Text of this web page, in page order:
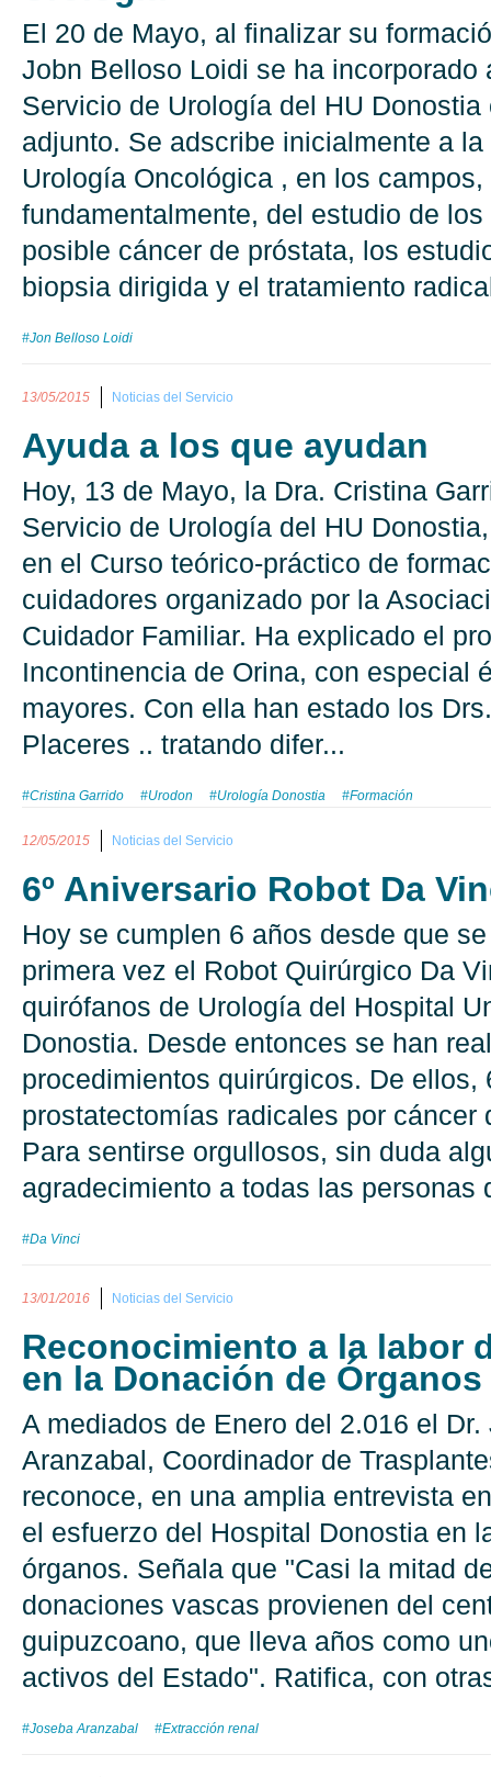
El 20 de Mayo, al finalizar su
Jobn Belloso Loidi se ha incorporado
Servicio de Urología del HU Donostia
adjunto. Se adscribe inicialmente a
Urología Oncológica , en los campos,
fundamentalmente, del estudio de
posible cáncer de próstata, los
biopsia dirigida y el tratamiento
#Jon Belloso Loidi
13/05/2015 Noticias del Servicio
Ayuda a los que ayudan
Hoy, 13 de Mayo, la Dra. Cristina
Servicio de Urología del HU
en el Curso teórico-práctico de
cuidadores organizado por la
Cuidador Familiar. Ha explicado el
Incontinencia de Orina, con especial
mayores. Con ella han estado los
Placeres .. tratando difer...
#Cristina Garrido #Urodon #Urología Donostia #Formación
12/05/2015 Noticias del Servicio
6º Aniversario Robot Da
Hoy se cumplen 6 años desde que
primera vez el Robot Quirúrgico Da
quirófanos de Urología del Hospital
Donostia. Desde entonces se han
procedimientos quirúrgicos. De ellos,
prostatectomías radicales por cáncer
Para sentirse orgullosos, sin duda
agradecimiento a todas las personas
#Da Vinci
13/01/2016 Noticias del Servicio
Reconocimiento a la labor
en la Donación de Órganos
A mediados de Enero del 2.016 el Dr.
Aranzabal, Coordinador de
reconoce, en una amplia entrevista
el esfuerzo del Hospital Donostia en
órganos. Señala que "Casi la mitad
donaciones vascas provienen del
guipuzcoano, que lleva años como
activos del Estado". Ratifica, con
#Joseba Aranzabal #Extracción renal